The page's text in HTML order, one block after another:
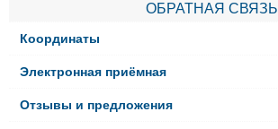
ОБРАТНАЯ СВЯЗЬ
Координаты
Электронная приёмная
Отзывы и предложения